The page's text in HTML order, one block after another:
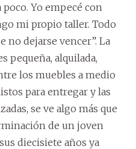
poco. Yo empecé con
mi propio taller. Todo
no dejarse vencer”. La
pequeña, alquilada,
los muebles a medio
para entregar y las
se ve algo más que
de un joven
diecisiete años ya